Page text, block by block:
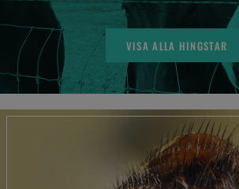
VISA ALLA HINGSTAR